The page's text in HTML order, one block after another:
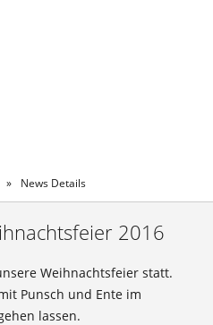
News Details
2016
Weihnachtsfeier statt.
Punsch und Ente im
lassen.